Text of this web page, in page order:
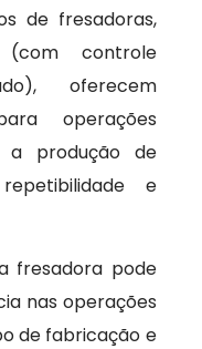
de fresadoras,
(com controle
oferecem
operações
a produção de
e
fresadora pode
nas operações
de fabricação e